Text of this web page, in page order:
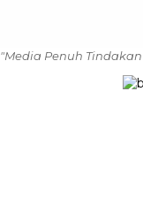
"Media Penuh